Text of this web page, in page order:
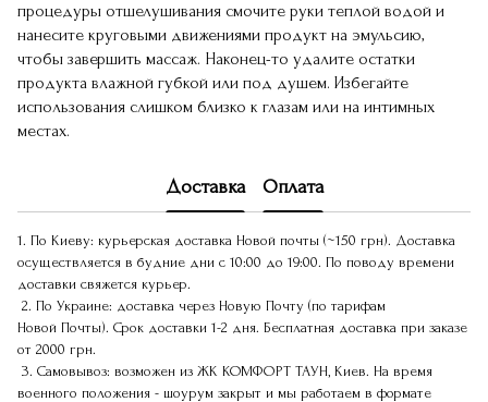
процедуры отшелушивания смочите руки теплой водой и
нанесите круговыми движениями продукт на эмульсию,
чтобы завершить массаж. Наконец-то удалите остатки
продукта влажной губкой или под душем. Избегайте
использования слишком близко к глазам или на интимных
местах.
Доставка Оплата
1. По Киеву: курьерская доставка Новой почты (~150 грн). Доставка
осуществляется в будние дни с 10:00 до 19:00. По поводу времени
доставки свяжется курьер.
2. По Украине: доставка через Новую Почту (по тарифам
Новой Почты). Срок доставки 1-2 дня. Бесплатная доставка при заказе
от 2000 грн.
3. Самовывоз: возможен из ЖК КОМФОРТ ТАУН, Киев. На время
военного положения - шоурум закрыт и мы работаем в формате